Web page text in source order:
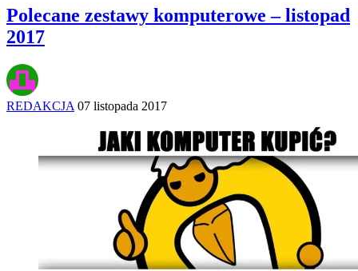
Polecane zestawy komputerowe – listopad
2017
REDAKCJA 07 listopada 2017